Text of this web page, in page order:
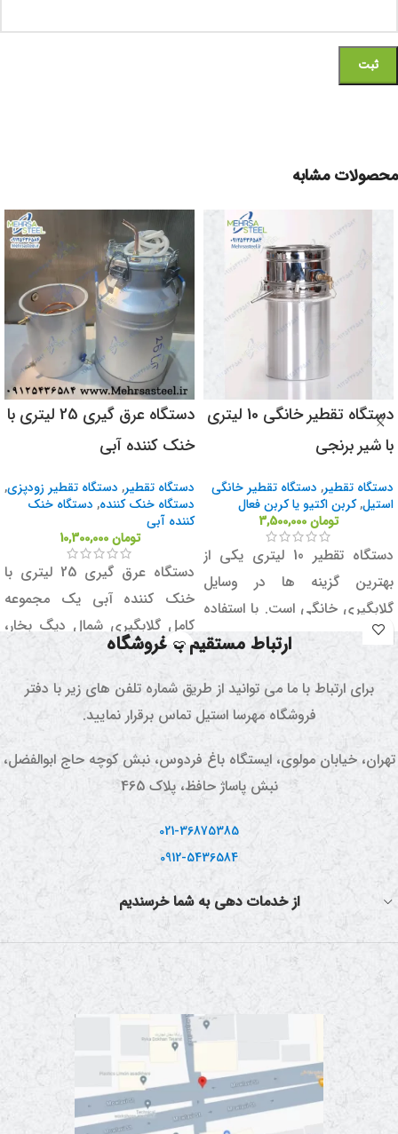
محصولات مشابه
دستگاه تقطیر خانگی 10 لیتری
با شیر برنجی
دستگاه تقطیر, دستگاه تقطیر خانگی
استیل,کربن اکتیو یا کربن فعال
تومان
دستگاه تقطیر 10 لیتری یکی از
بهترین گزینه ها در وسایل
گلابگیری خانگی است. با استفاده
از این دستگاه عرق گیری می
توانید براحتی از تمامی عرقیجات
گیاهی استفاده کنید و به سلامتی
و تندرستی دست پیدا کنید.
دستگاه عرق گیری 25 لیتری با
خنک کننده آبی
دستگاه تقطیر, دستگاه تقطیر زودپزی,
دستگاه خنک کننده, دستگاه خنک
کننده آبی
تومان10,300,000
دستگاه عرق گیری 25 لیتری با
خنک کننده آبی یک مجموعه
کامل گلابگیری شمال دیگ بخار،
کندانسور آبی تقطیر، شیلنگ
سیلیکونی نسوز و با قابلیت
سفارشی سازی تجهیزات اضافی از
قبیل نشان گر های دما و فشار و
پورت خروج بخار اضافی می باشد.
ارتباط مستقیم با فروشگاه
برای ارتباط با ما می توانید از طریق شماره تلفن های زیر با دفتر
فروشگاه مهرسا استیل تماس برقرار نمایید.
تهران، خیابان مولوی، ایستگاه باغ فردوس، نبش کوچه حاج ابوالفضل،
نبش پاساژ حافظ، پلاک 465
021-36875385
0912-5436584
از خدمات دهی به شما خرسندیم